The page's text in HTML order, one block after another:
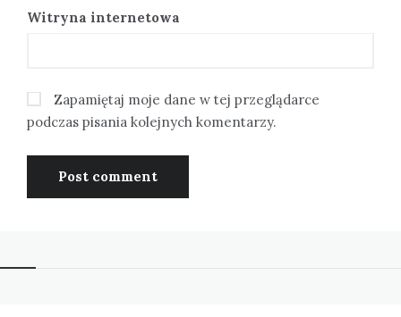
Witryna internetowa
Zapamiętaj moje dane w tej przeglądarce
podczas pisania kolejnych komentarzy.